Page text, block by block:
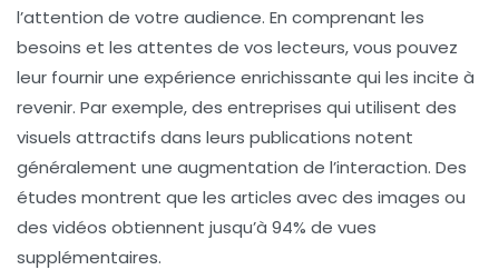
l’attention de votre audience. En comprenant les
besoins et les attentes de vos lecteurs, vous pouvez
leur fournir une expérience enrichissante qui les incite à
revenir. Par exemple, des entreprises qui utilisent des
visuels attractifs dans leurs publications notent
généralement une augmentation de l’interaction. Des
études montrent que les articles avec des images ou
des vidéos obtiennent jusqu’à 94% de vues
supplémentaires.